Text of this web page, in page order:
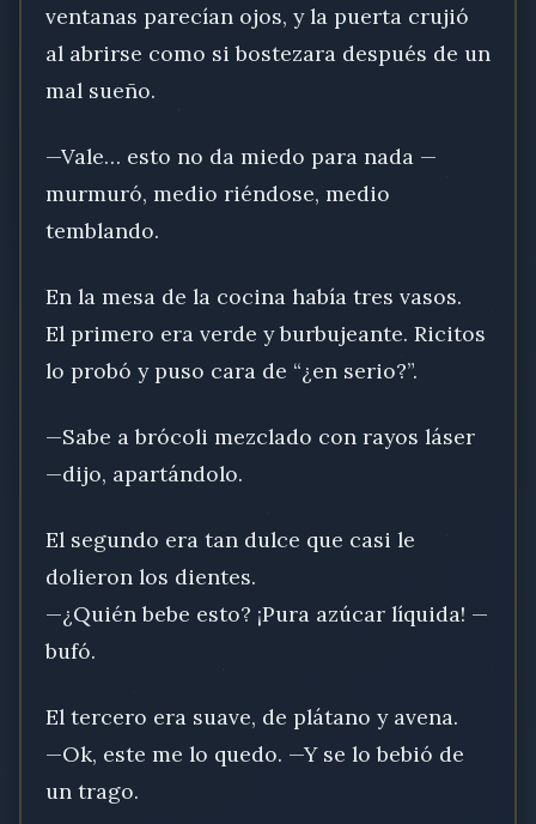
ventanas parecían ojos, y la puerta crujió
al abrirse como si bostezara después de un
mal sueño.
—Vale… esto no da miedo para nada —
murmuró, medio riéndose, medio
temblando.
En la mesa de la cocina había tres vasos.
El primero era verde y burbujeante. Ricitos
lo probó y puso cara de “¿en serio?”.
—Sabe a brócoli mezclado con rayos láser
—dijo, apartándolo.
El segundo era tan dulce que casi le
dolieron los dientes.
—¿Quién bebe esto? ¡Pura azúcar líquida! —
bufó.
El tercero era suave, de plátano y avena.
—Ok, este me lo quedo. —Y se lo bebió de
un trago.